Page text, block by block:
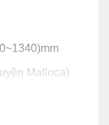
Malloca)